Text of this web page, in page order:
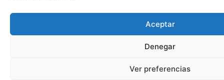
Aceptar
Denegar
Ver preferencias